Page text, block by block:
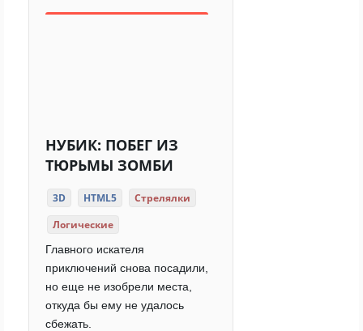
НУБИК: ПОБЕГ ИЗ
ТЮРЬМЫ ЗОМБИ
3D HTML5
Стрелялки
Логические
Главного искателя
приключений снова посадили,
но еще не изобрели места,
откуда бы ему не удалось
сбежать.